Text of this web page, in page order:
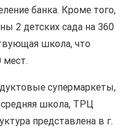
банка. Кроме того,
2 детских сада на 360
школа, что
мест.
супермаркеты,
средняя школа, ТРЦ
представлена в г.